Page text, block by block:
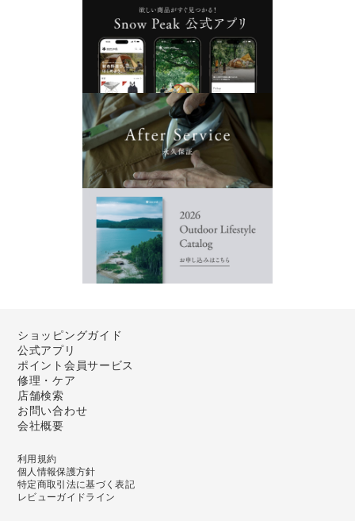
ショッピングガイド
公式アプリ
ポイント会員サービス
修理・ケア
店舗検索
お問い合わせ
会社概要
利用規約
個人情報保護方針
特定商取引法に基づく表記
レビューガイドライン